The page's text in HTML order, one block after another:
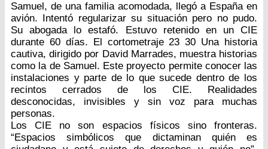
Samuel, de una familia acomodada, llegó a España en
avión. Intentó regularizar su situación pero no pudo.
Su abogada lo estafó. Estuvo retenido en un CIE
durante 60 días. El cortometraje 23 30 Una historia
cautiva, dirigido por David Marrades, muestra historias
como la de Samuel. Este proyecto permite conocer las
instalaciones y parte de lo que sucede dentro de los
recintos cerrados de los CIE. Realidades
desconocidas, invisibles y sin voz para muchas
personas.
Los CIE no son espacios físicos sino fronteras.
“Espacios simbólicos que dictaminan quién es